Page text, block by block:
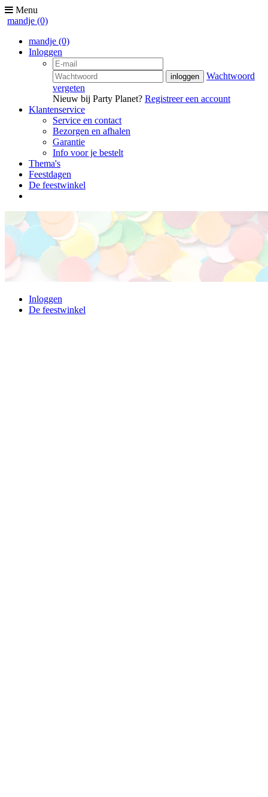
Menu
mandje (0)
mandje (0)
Inloggen
Wachtwoord
vergeten
Nieuw bij Party Planet? Registreer een account
Klantenservice
Service en contact
Bezorgen en afhalen
Garantie
Info voor je bestelt
Thema's
Feestdagen
De feestwinkel
Inloggen
De feestwinkel